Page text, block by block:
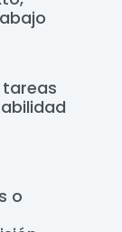
tareas
o